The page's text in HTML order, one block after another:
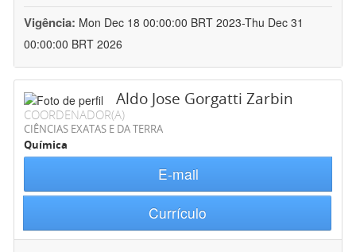
Vigência: Mon Dec 18 00:00:00 BRT 2023-Thu Dec 31
00:00:00 BRT 2026
Aldo Jose Gorgatti Zarbin
COORDENADOR(A)
CIÊNCIAS EXATAS E DA TERRA
Química
E-mail
Currículo